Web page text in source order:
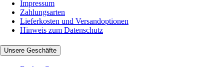
Impressum
Zahlungsarten
Lieferkosten und Versandoptionen
Hinweis zum Datenschutz
Unsere Geschäfte